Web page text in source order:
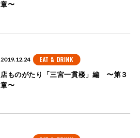
章〜
2019.12.24 EAT & DRINK
店ものがたり「三宮一貫楼」編 〜第３
章〜